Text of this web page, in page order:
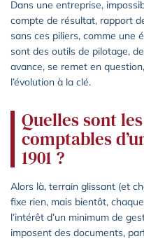
Dans une entreprise,
compte de résultat, rapport
sans ces piliers, comme une
sont des outils de pilotage,
avance, se remet en
l’évolution à la clé.
Quelles sont
comptables
1901 ?
Alors là, terrain glissant (et
fixe rien, mais bientôt,
l’intérêt d’un minimum de
imposent des documents,